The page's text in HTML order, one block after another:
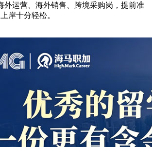
外运营、海外销售、跨境采购岗，提前准
岸十分轻松。